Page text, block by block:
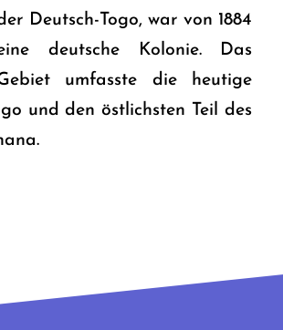
Deutsch-Togo, war von 1884
deutsche Kolonie. Das
umfasste die heutige
und den östlichsten Teil des